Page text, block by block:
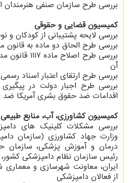
بررسی طرح سازمان صنفی هنرمندان
كمیسیون قضایی و حقوقی
بررسی لایحه پشتیبانی از كودكان و
بررسی طرح الحاق دو ماده به قانون
بررسی طرح
آن
بررسی طرح ارتقای اعتبار اسناد رسمی
بررسی طرح اجبار دولت در
اقدامات ضد حقوق بشری آمریكا ضد
كمیسیون كشاورزی، آب، منابع
بررسی مشكلات كلینیك های
وزارت جهاد كشاورزی (سازمان
درمان و آموزش پزشكی،
رئیس سازمان نظام دامپزشكی
ایران، معاونت شهرسازی و معماری
از فعالان دامپزشكی